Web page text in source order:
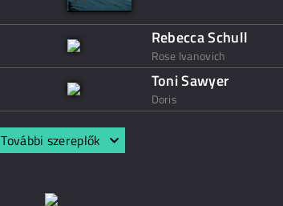
Rebecca Schull
Rose Ivanovich
Toni Sawyer
Doris
További szereplők